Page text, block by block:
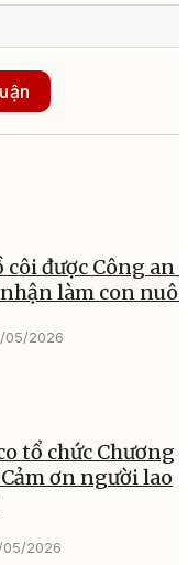
côi được Công an
làm con nuôi
05/2026
tổ chức Chương
ơn người lao
05/2026